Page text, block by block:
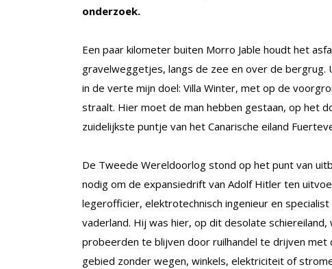
onderzoek.
Een paar kilometer buiten Morro Jable houdt het
gravelweggetjes, langs de zee en over de bergrug.
in de verte mijn doel: Villa Winter, met op de
straalt. Hier moet de man hebben gestaan, op het
zuidelijkste puntje van het Canarische eiland
De Tweede Wereldoorlog stond op het punt van
nodig om de expansiedrift van Adolf Hitler ten
legerofficier, elektrotechnisch ingenieur en
vaderland. Hij was hier, op dit desolate
probeerden te blijven door ruilhandel te drijven met
gebied zonder wegen, winkels, elektriciteit of